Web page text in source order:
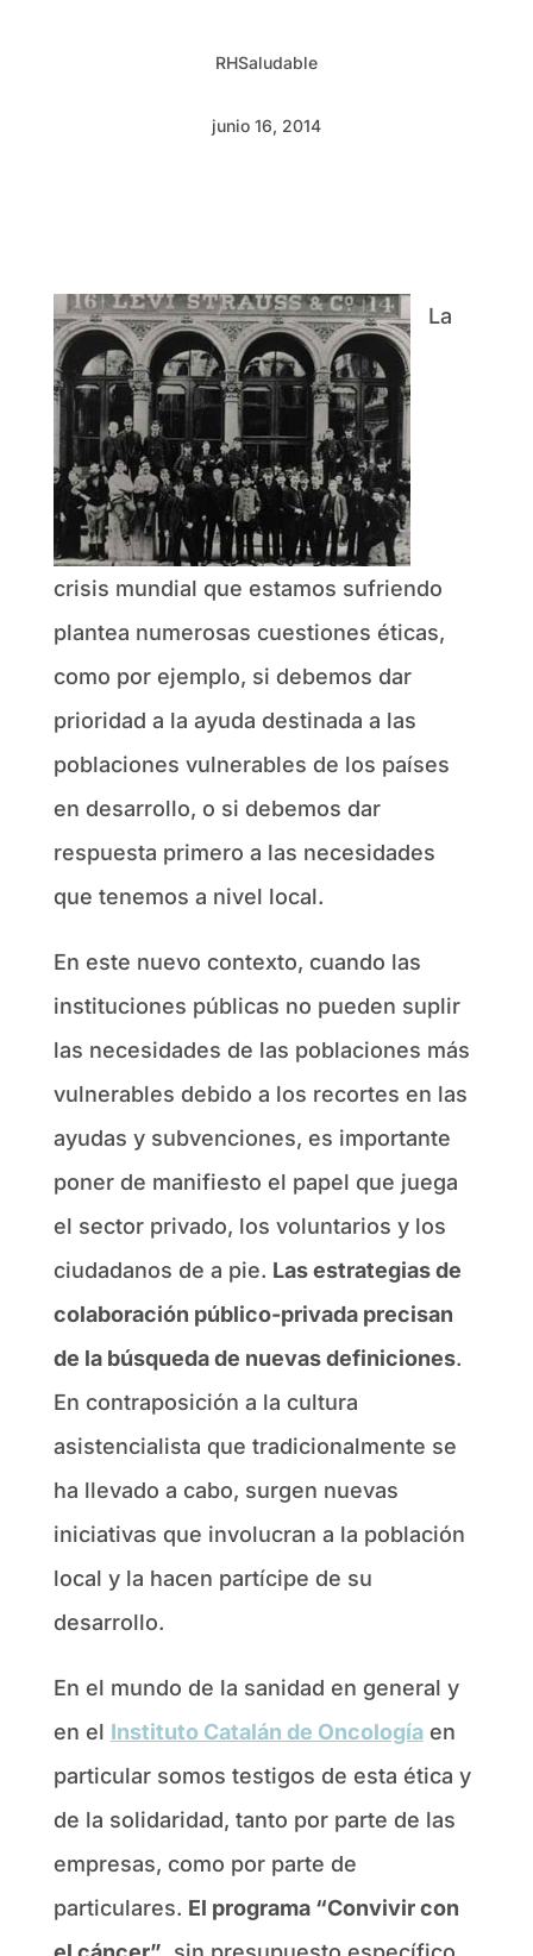
RHSaludable
junio 16, 2014
La
crisis mundial que estamos sufriendo
plantea numerosas cuestiones éticas,
como por ejemplo, si debemos dar
prioridad a la ayuda destinada a las
poblaciones vulnerables de los países
en desarrollo, o si debemos dar
respuesta primero a las necesidades
que tenemos a nivel local.
En este nuevo contexto, cuando las
instituciones públicas no pueden suplir
las necesidades de las poblaciones más
vulnerables debido a los recortes en las
ayudas y subvenciones, es importante
poner de manifiesto el papel que juega
el sector privado, los voluntarios y los
ciudadanos de a pie. Las estrategias de
colaboración público-privada precisan
de la búsqueda de nuevas definiciones.
En contraposición a la cultura
asistencialista que tradicionalmente se
ha llevado a cabo, surgen nuevas
iniciativas que involucran a la población
local y la hacen partícipe de su
desarrollo.
En el mundo de la sanidad en general y
en el Instituto Catalán de Oncologíaen
particular somos testigos de esta ética y
de la solidaridad, tanto por parte de las
empresas, como por parte de
particulares. El programa “Convivir con